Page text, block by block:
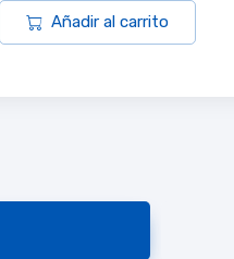
Añadir al carrito